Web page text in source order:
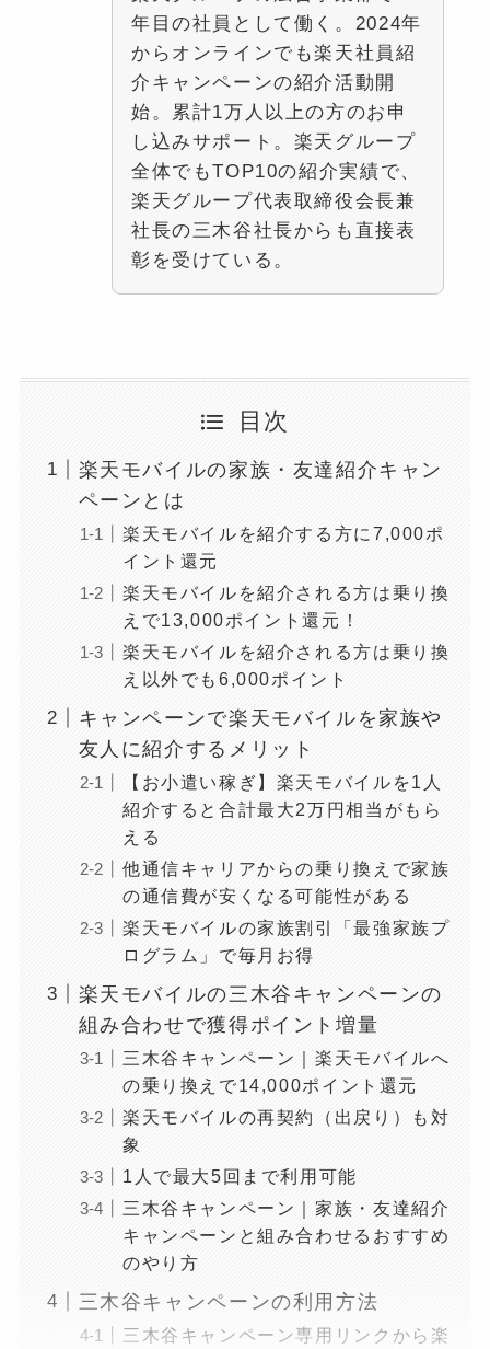
年目の社員として働く。2024年
からオンラインでも楽天社員紹
介キャンペーンの紹介活動開
始。累計1万人以上の方のお申
し込みサポート。楽天グループ
全体でもTOP10の紹介実績で、
楽天グループ代表取締役会長兼
社長の三木谷社長からも直接表
彰を受けている。
目次
楽天モバイルの家族・友達紹介キャン
ペーンとは
楽天モバイルを紹介する方に7,000ポ
イント還元
楽天モバイルを紹介される方は乗り換
えで13,000ポイント還元！
楽天モバイルを紹介される方は乗り換
え以外でも6,000ポイント
キャンペーンで楽天モバイルを家族や
友人に紹介するメリット
【お小遣い稼ぎ】楽天モバイルを1人
紹介すると合計最大2万円相当がもら
える
他通信キャリアからの乗り換えで家族
の通信費が安くなる可能性がある
楽天モバイルの家族割引「最強家族プ
ログラム」で毎月お得
楽天モバイルの三木谷キャンペーンの
組み合わせで獲得ポイント増量
三木谷キャンペーン｜楽天モバイルへ
の乗り換えで14,000ポイント還元
楽天モバイルの再契約（出戻り）も対
象
1人で最大5回まで利用可能
三木谷キャンペーン｜家族・友達紹介
キャンペーンと組み合わせるおすすめ
のやり方
三木谷キャンペーンの利用方法
三木谷キャンペーン専用リンクから楽